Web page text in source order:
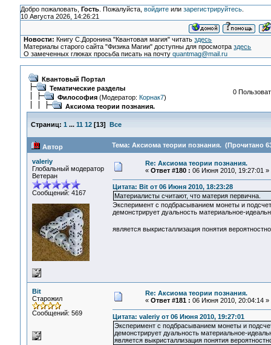
Добро пожаловать, Гость. Пожалуйста, войдитеили зарегистрируйтесь.
10 Августа 2026, 14:26:21
Новости: Книгу С.Доронина "Квантовая магия" читатьздесь
Материалы старого сайта "Физика Магии" доступны для просмотраздесь
О замеченных глюках просьба писать на почтуquantmag@mail.ru
Квантовый Портал
Тематические разделы
Философия(Модератор: Корнак7)
Аксиома теории познания.
0
Страниц: 1 ... 11 12[13] Все
Автор Тема: Аксиома теории познания. (Прочитано
valeriy
Глобальный модератор
Ветеран
Сообщений: 4167
Re: Аксиома теории познания.
« Ответ #180 : 06 Июня 2010, 19:27:01 »
Цитата: Bit от 06 Июня 2010, 18:23:28
Материалисты считают, что материя первична.
Эксперимент с подбрасыванием монеты и
демонстрирует дуальность материальное-
является выкристаллизация понятия
Bit
Старожил
Сообщений: 569
Re: Аксиома теории познания.
« Ответ #181 : 06 Июня 2010, 20:04:14 »
Цитата: valeriy от 06 Июня 2010, 19:27:01
Эксперимент с подбрасыванием монеты и
демонстрирует дуальность материальное-
является выкристаллизация понятия